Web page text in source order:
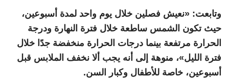
وتابعت: «نعيش فصلين خلال يوم واحد لمدة أسبوعين،
حيث تكون الشمس ساطعة خلال فترة النهارة ودرجة
الحرارة مرتفعة بينما درجات الحرارة منخفضة جدًا خلال
فترة الليل»، منوهة إلى أنه يجب ألا نخفف الملابس قبل
أسبوعين، خاصة للأطفال وكبار السن.